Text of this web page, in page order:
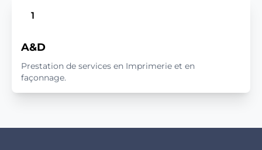
1
A&D
Prestation de services en Imprimerie et en
façonnage.